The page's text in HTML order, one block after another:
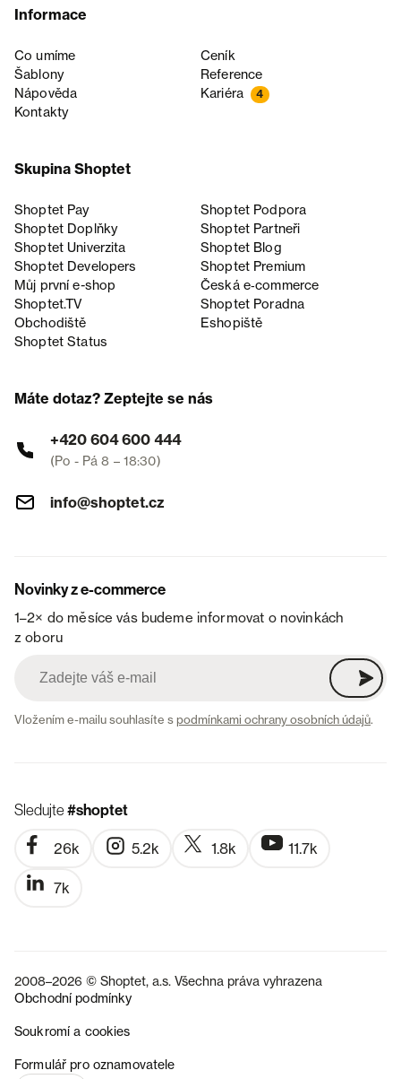
Informace
Co umíme
Ceník
Šablony
Reference
Nápověda
Kariéra 4
Kontakty
Skupina Shoptet
Shoptet Pay
Shoptet Podpora
Shoptet Doplňky
Shoptet Partneři
Shoptet Univerzita
Shoptet Blog
Shoptet Developers
Shoptet Premium
Můj první e-shop
Česká e‑commerce
Shoptet.TV
Shoptet Poradna
Obchodiště
Eshopiště
Shoptet Status
Máte dotaz? Zeptejte se nás
+420 604 600 444
(Po - Pá 8 – 18:30)
info@shoptet.cz
Novinky z e-commerce
1–2× do měsíce vás budeme informovat o novinkách
z oboru
Vložením e-mailu souhlasíte spodmínkami ochrany osobních údajů.
Sledujte#shoptet
26k 5.2k 1.8k 11.7k
7k
2008–2026 © Shoptet, a.s. Všechna práva vyhrazena
Obchodní podmínky
Soukromí a cookies
Formulář pro oznamovatele